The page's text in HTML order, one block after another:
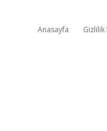
Anasayfa Gizlilik